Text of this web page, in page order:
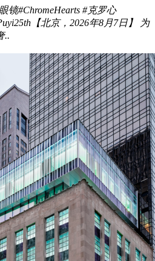
镜#ChromeHearts #克罗心
【北京，2026年8月7日】 为
..